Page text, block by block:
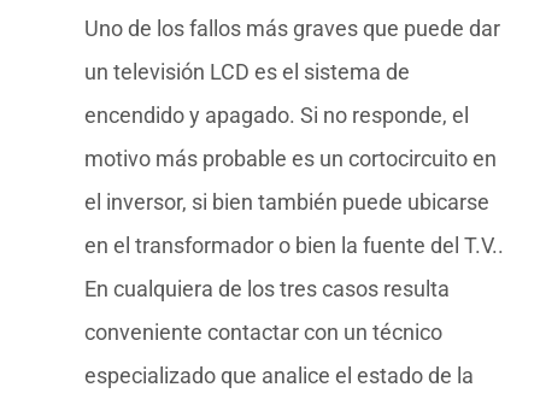
Uno de los fallos más graves que puede dar
un televisión LCD es el sistema de
encendido y apagado. Si no responde, el
motivo más probable es un cortocircuito en
el inversor, si bien también puede ubicarse
en el transformador o bien la fuente del T.V..
En cualquiera de los tres casos resulta
conveniente contactar con un técnico
especializado que analice el estado de la